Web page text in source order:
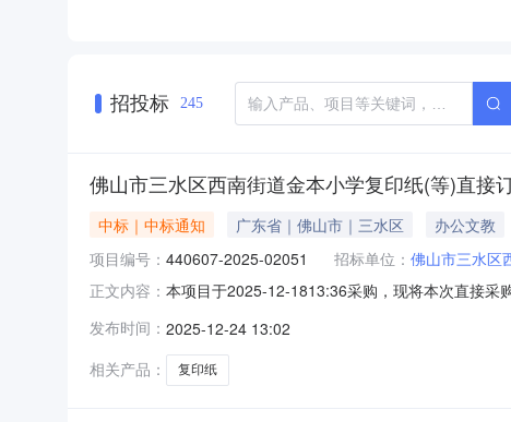
招投标 245
佛山市三水区西南街道金本小学复印纸(等)直接
中标｜中标通知 广东省｜佛山市｜三水区 办公文教
项目编号： 440607-2025-02051 招标单位： 佛山市三水区
正文内容： 本项目于2025-12-1813:36采购，现将本次直接采
谊印,谊印优品8k80g500张*5包/箱,优品8k80g500
发布时间： 2025-12-24 13:02
相关产品：
复印纸